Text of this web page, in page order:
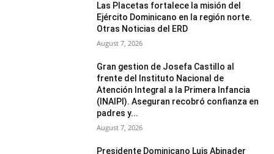
Las Placetas fortalece la misión del
Ejército Dominicano en la región norte.
Otras Noticias del ERD
August 7, 2026
Gran gestion de Josefa Castillo al
frente del Instituto Nacional de
Atención Integral a la Primera Infancia
(INAIPI). Aseguran recobró confianza en
padres y...
August 7, 2026
Presidente Dominicano Luis Abinader